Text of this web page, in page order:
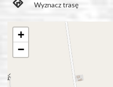
Wyznacz trasę
+
−